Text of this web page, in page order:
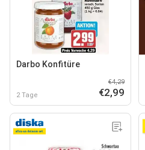
Darbo Konfitüre
2 Tage
€4,29
€2,99